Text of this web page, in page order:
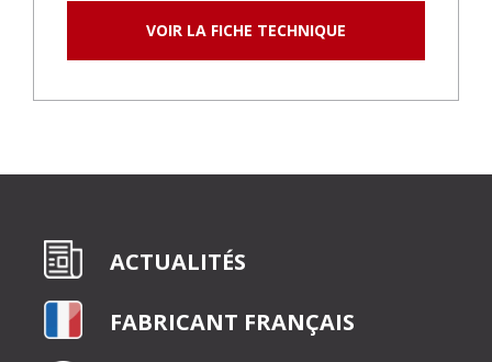
VOIR LA FICHE TECHNIQUE
ACTUALITÉS
FABRICANT FRANÇAIS